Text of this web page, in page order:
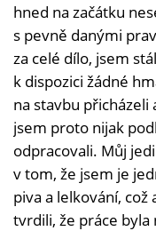
hned na začátku
s pevně danými
za celé dílo, jsem
k dispozici žádné
na stavbu přicházeli
jsem proto nijak
odpracovali. Můj
v tom, že jsem je
piva a lelkování, což
tvrdili, že práce byla